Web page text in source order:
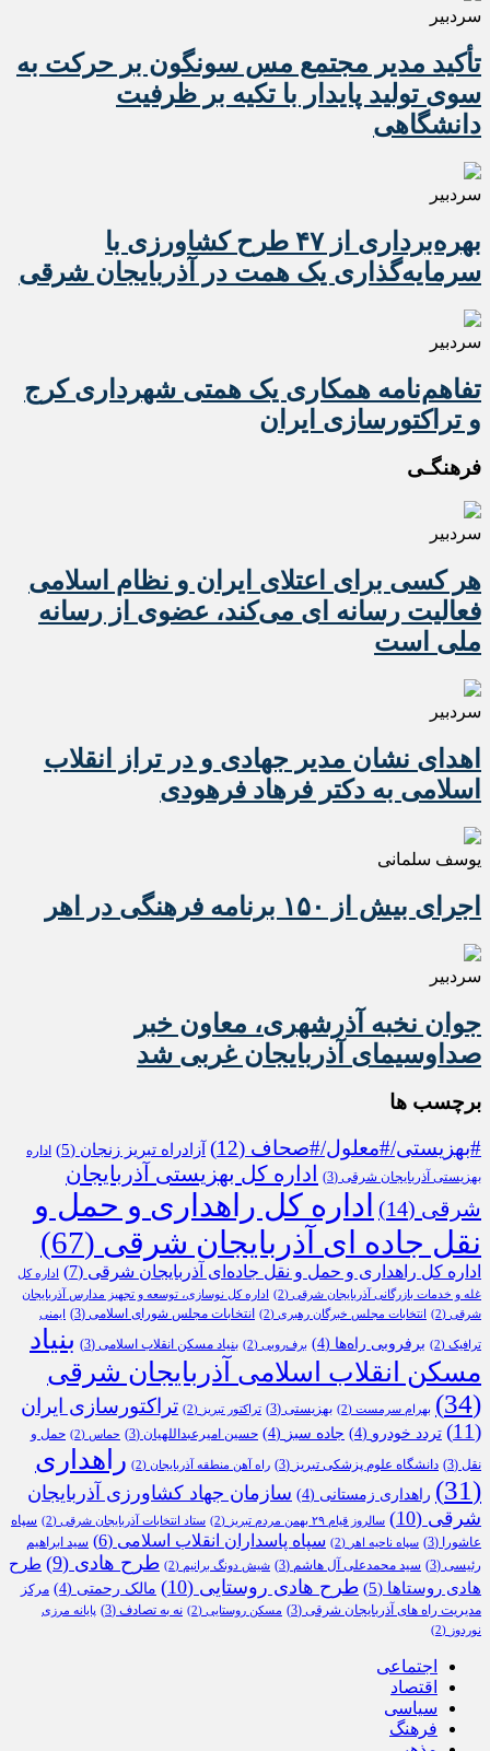
سردبیر
تأکید مدیر مجتمع مس سونگون بر حرکت به
سوی تولید پایدار با تکیه بر ظرفیت
دانشگاهی
سردبیر
بهره‌برداری از ۴۷ طرح کشاورزی با
سرمایه‌گذاری یک همت در آذربایجان شرقی
سردبیر
تفاهم‌نامه همکاری یک همتی شهرداری کرج
و تراکتورسازی ایران
فرهنگـی
سردبیر
هر کسی برای اعتلای ایران و نظام اسلامی
فعالیت رسانه ای می‌کند، عضوی از رسانه
ملی است
سردبیر
اهدای نشان مدیر جهادی و در تراز انقلاب
اسلامی به دکتر فرهاد فرهودی
یوسف سلمانی
اجرای بیش از ۱۵۰ برنامه فرهنگی در اهر
سردبیر
جوان نخبه آذرشهری، معاون خبر
صداوسیمای آذربایجان غربی شد
برچسب ها
#بهزیستی/#معلول/#صحاف (12) آزادراه تبریز زنجان (5)
اداره
بهزیستی آذربایجان شرقی (3)
اداره کل بهزیستی آذربایجان
شرقی (14)
اداره کل راهداری و حمل و
نقل جاده ای آذربایجان شرقی (67)
اداره کل راهداری و حمل و نقل جاده‌ای آذربایجان شرقی (7)
اداره کل
غله و خدمات بازرگانی آذربایجان شرقی (2)
اداره کل نوسازی، توسعه و تجهیز مدارس آذربایجان
شرقی (2) انتخابات مجلس خبرگان رهبری (2) انتخابات مجلس شورای اسلامی (3) ایمنی
ترافیک (2) برفروبی راه‌ها (4) برف‌روبی (2) بنیاد مسکن انقلاب اسلامی (3)
بنیاد
مسکن انقلاب اسلامی آذربایجان شرقی
(34)
بهرام سرمست (2) بهزیستی (3) تراکتور تبریز (2)
تراکتورسازی ایران
(11)
تردد خودرو (4) جاده سبز (4) حسین امیرعبداللهیان (3) حماس (2)
حمل و
نقل (3) دانشگاه علوم پزشکی تبریز (3) راه آهن منطقه آذربایجان (2)
راهداری
(31)
راهداری زمستانی (4)
سازمان جهاد کشاورزی آذربایجان
شرقی (10) سالروز قیام ۲۹ بهمن مردم تبریز (2) ستاد انتخابات آذربایجان شرقی (2)
سپاه
عاشورا
(3) سپاه ناحیه اهر (2) سپاه پاسداران انقلاب اسلامی (6)
سید ابراهیم
رئیسی (3) سید محمدعلی آل هاشم (3) شیش دونگ برانیم (2) طرح هادی (9)
طرح
هادی روستاها (5) طرح هادی روستایی (10) مالک رحمتی (4)
مرکز
مدیریت راه های آذربایجان شرقی (3) مسکن روستایی (2) نه به تصادف (3)
پایانه مرزی
نوردوز (2)
اجتماعی
اقتصاد
سیاسی
فرهنگ